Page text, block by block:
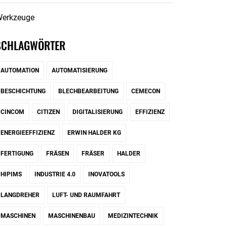
AUTOMATION AUTOMATISIERUNG
BESCHICHTUNG BLECHBEARBEITUNG CEMECON
CINCOM CITIZEN DIGITALISIERUNG EFFIZIENZ
ENERGIEEFFIZIENZ ERWIN HALDER KG
FERTIGUNG FRÄSEN FRÄSER HALDER
HIPIMS INDUSTRIE 4.0 INOVATOOLS
LANGDREHER LUFT- UND RAUMFAHRT
MASCHINEN MASCHINENBAU MEDIZINTECHNIK